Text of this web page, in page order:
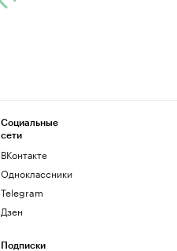
Социальные
сети
ВКонтакте
Одноклассники
Telegram
Дзен
Подписки